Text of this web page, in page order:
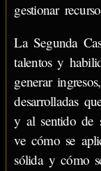
gestionar
La Segunda
talentos y
generar
desarrolladas
y al sentido de
ve cómo se
sólida y cómo